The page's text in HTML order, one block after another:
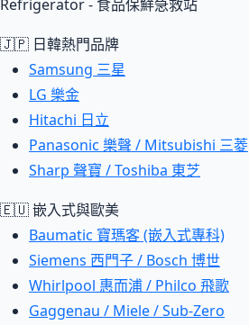
Refrigerator - 食品保鮮急救站
🇯🇵 日韓熱門品牌
Samsung 三星
LG 樂金
Hitachi 日立
Panasonic 樂聲 / Mitsubishi 三菱
Sharp 聲寶 / Toshiba 東芝
🇪🇺 嵌入式與歐美
Baumatic 寶瑪客 (嵌入式專科)
Siemens 西門子 / Bosch 博世
Whirlpool 惠而浦 / Philco 飛歌
Gaggenau / Miele / Sub-Zero